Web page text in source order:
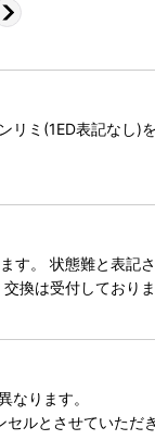
ミ(1ED表記なし)
。 状態難と表記
換は受付しており
ります。
ルとさせていただ